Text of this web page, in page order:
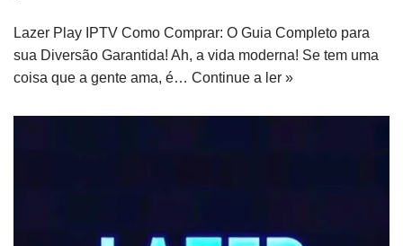
Lazer Play IPTV Como Comprar: O Guia Completo para
sua Diversão Garantida! Ah, a vida moderna! Se tem uma
coisa que a gente ama, é… Continue a ler »